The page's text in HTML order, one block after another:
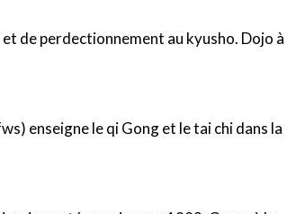
de perdectionnement au kyusho. Dojo à
enseigne le qi Gong et le tai chi dans la